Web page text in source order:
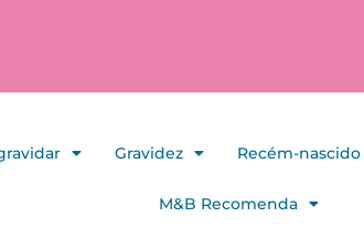
Gravidez Recém-nascido
M&B Recomenda